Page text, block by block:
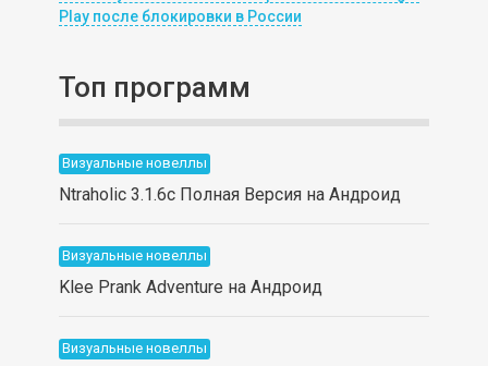
Play после блокировки в России
Топ программ
Визуальные новеллы
Ntraholic 3.1.6c Полная Версия на Андроид
Визуальные новеллы
Klee Prank Adventure на Андроид
Визуальные новеллы